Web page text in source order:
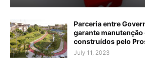
Parceria entre
garante manutenção
construídos pelo
July 11, 2023